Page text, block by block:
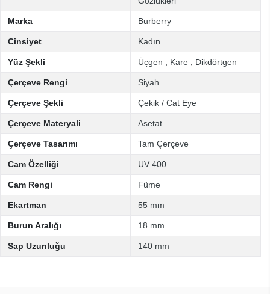
Marka Burberry
Cinsiyet Kadın
Yüz Şekli Üçgen Kare Dikdörtgen
Çerçeve Rengi Siyah
Çerçeve Şekli Çekik / Cat Eye
Çerçeve Materyali Asetat
Çerçeve Tasarımı Tam Çerçeve
Cam Özelliği UV 400
Cam Rengi Füme
Ekartman 55 mm
Burun Aralığı 18 mm
Sap Uzunluğu 140 mm